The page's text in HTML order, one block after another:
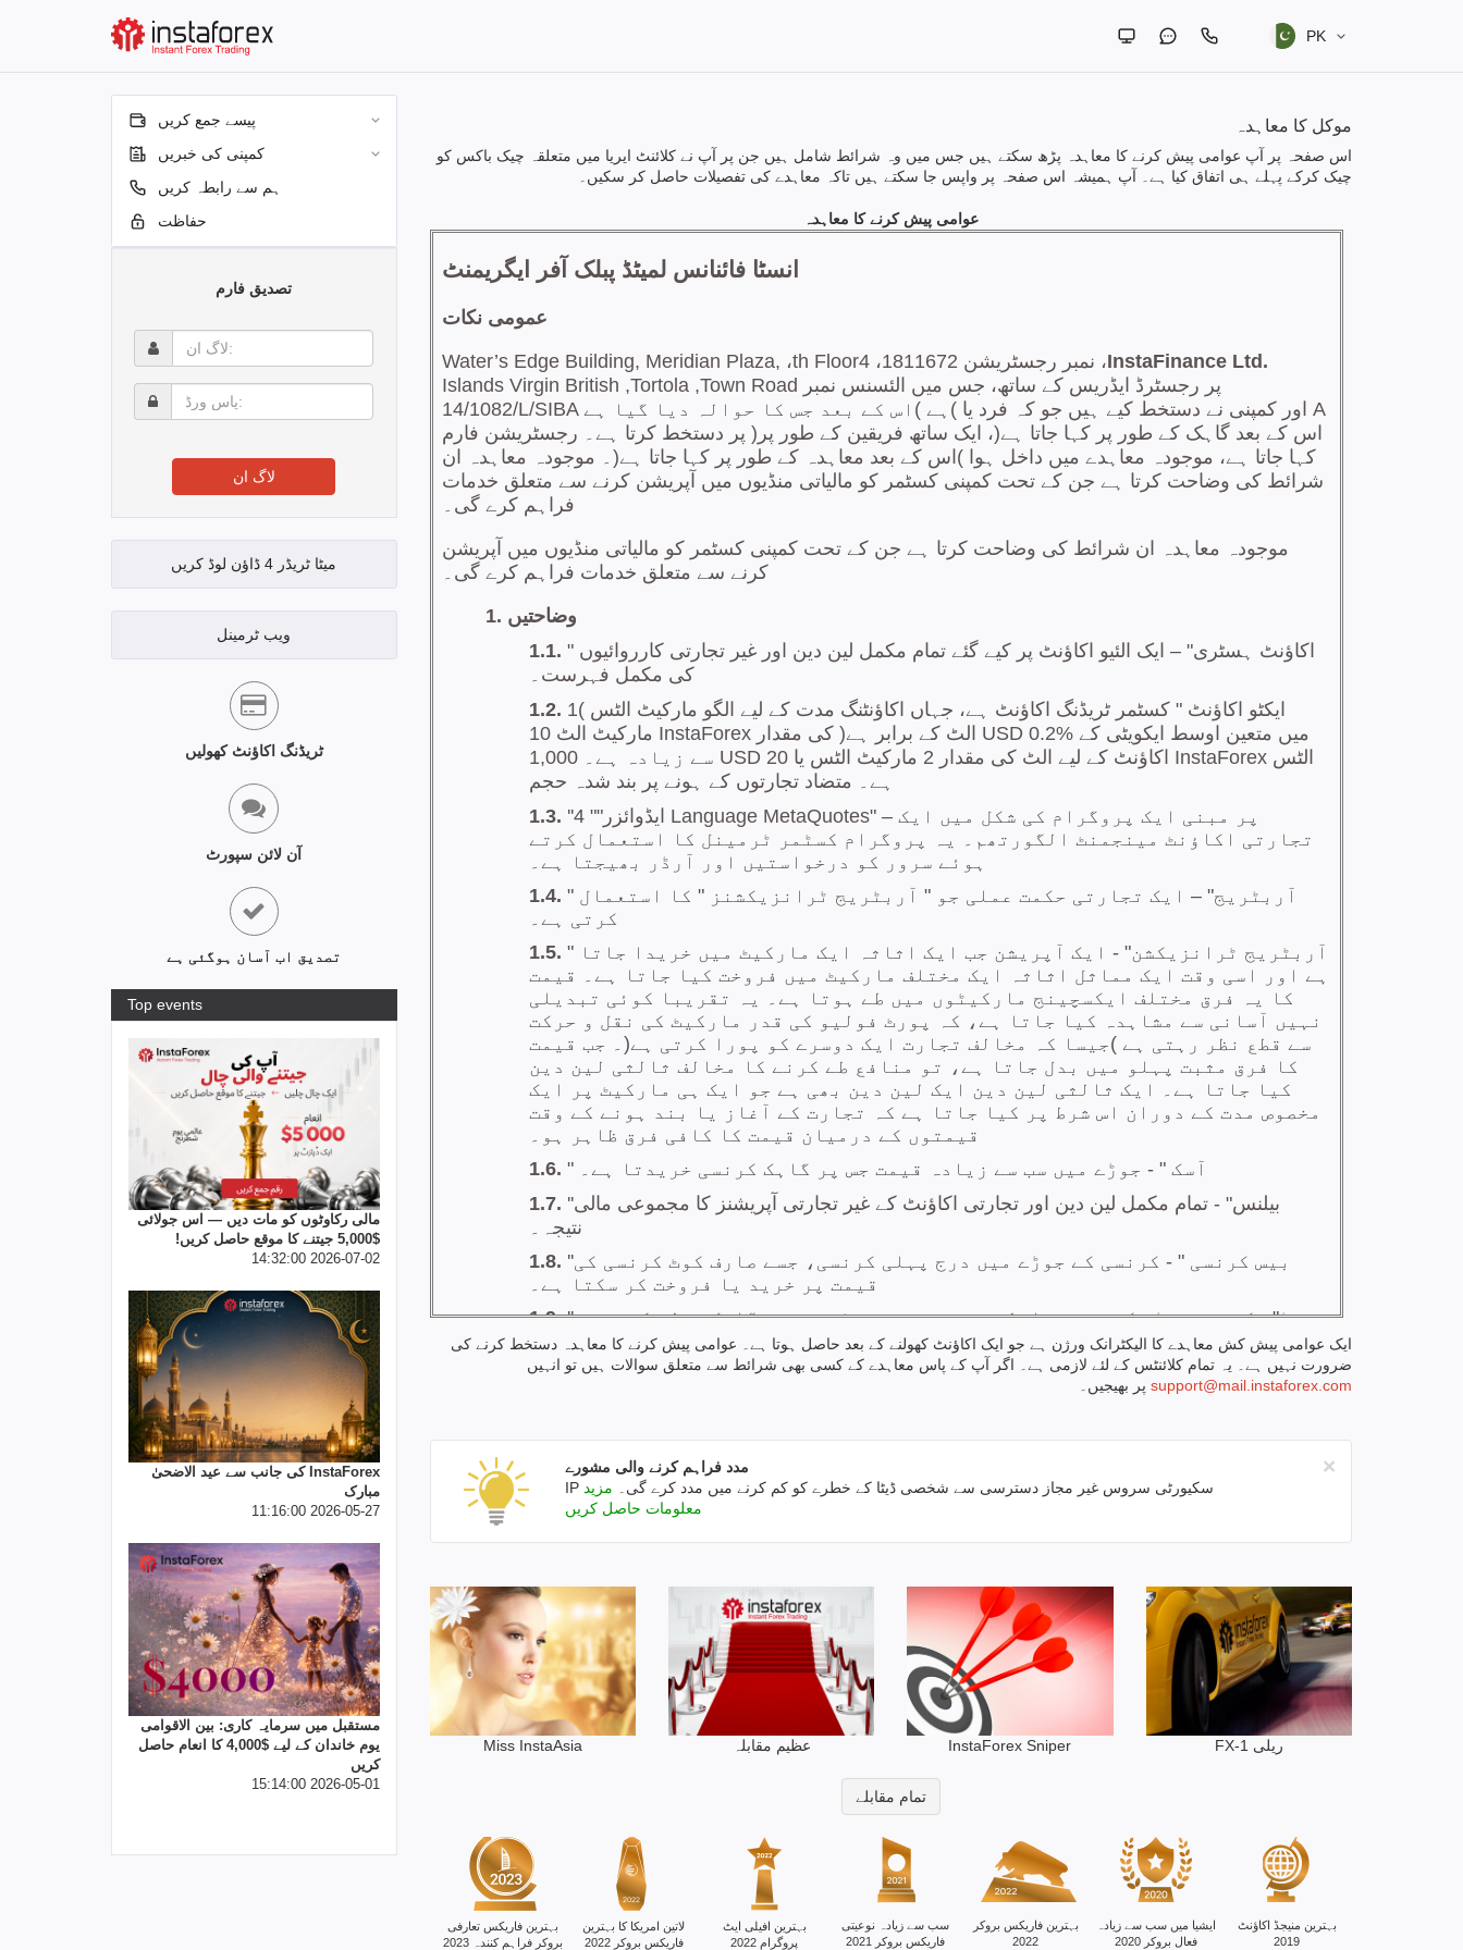
PK
پیسے جمع کریں
کمپنی کی خبریں
ہم سے رابطہ کریں
حفاظت
تصدیق فارم
لاگ
ان:
پاس
ورڈ:
لاگ ان
میٹا ٹریڈر 4 ڈاؤن لوڈ کریں
ویب ٹرمینل
ٹریڈنگ اکاؤنٹ کھولیں
آن لائن سپورٹ
تصدیق اب آسان ہوگئی ہے
Top events
مالی رکاوٹوں کو مات دیں — اس جولائی
$5,000 جیتنے کا موقع حاصل کریں!
2026-07-02 14:32:00
InstaForex کی جانب سے عید الاضحیٰ
مبارک
2026-05-27 11:16:00
مستقبل میں سرمایہ کاری: بین الاقوامی
یوم خاندان کے لیے $4,000 کا انعام حاصل
کریں
2026-05-01 15:14:00
موکل کا معاہدہ
اس صفحہ پر آپ عوامی پیش کرنے کا معاہدہ پڑھ سکتے ہیں جس میں وہ شرائط شامل ہیں جن پر آپ نے کلائنٹ ایریا میں متعلقہ چیک باکس کو
چیک کرکے پہلے ہی اتفاق کیا ہے۔ آپ ہمیشہ اس صفحہ پر واپس جا سکتے ہیں تاکہ معاہدے کی تفصیلات حاصل کر سکیں۔
عوامی پیش کرنے کا معاہدہ
ایک عوامی پیش کش معاہدے کا الیکٹرانک ورژن ہے جو ایک اکاؤنٹ کھولنے کے بعد حاصل ہوتا ہے۔ عوامی پیش کرنے کا معاہدہ دستخط کرنے کی
ضرورت نہیں ہے۔ یہ تمام کلائنٹس کے لئے لازمی ہے۔ اگر آپ کے پاس معاہدے کے کسی بھی شرائط سے متعلق سوالات ہیں تو انہیں
support@mail.instaforex.com پر بھیجیں۔
مدد فراہم کرنے والی مشورے
IP سکیورٹی سروس غیر مجاز دسترسی سے شخصی ڈیٹا کے خطرے کو کم کرنے میں مدد کرے گی۔ مزید
معلومات حاصل کریں
×
Miss InstaAsia عظیم مقابلہ InstaForex Sniper FX-1 ریلی
تمام مقابلے
بہترین منیجڈ اکاؤنٹ
2019
ایشیا میں سب سے زیادہ
فعال بروکر 2020
بہترین فاریکس بروکر
2022
سب سے زیادہ نوعیتی
فاریکس بروکر 2021
بہترین افیلی ایٹ
پروگرام 2022
لاتین امریکا کا بہترین
فاریکس بروکر 2022
بہترین فاریکس تعارفی
بروکر فراہم کنندہ 2023